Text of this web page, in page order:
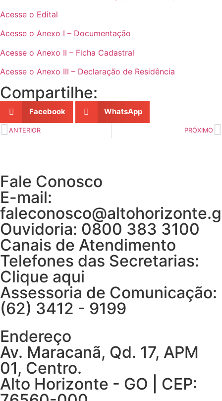
Acesse o Edital
Acesse o Anexo I – Documentação
Acesse o Anexo II – Ficha Cadastral
Acesse o Anexo III – Declaração de Residência
Compartilhe:
Facebook WhatsApp
ANTERIOR PRÓXIMO
Fale Conosco
E-mail:
Ouvidoria: 0800 383 3100
Canais de Atendimento
Telefones das Secretarias:
Clique aqui
Assessoria de Comunicação:
(62) 3412 - 9199
Endereço
Av. Maracanã, Qd. 17, APM
01, Centro.
Alto Horizonte - GO | CEP: